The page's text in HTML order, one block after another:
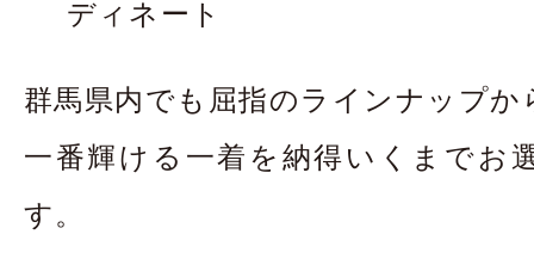
ディネート
群馬県内でも屈指のラインナップか
一番輝ける一着を納得いくまでお
す。